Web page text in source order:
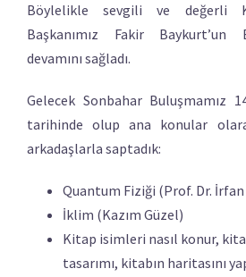
Böylelikle sevgili ve değerli
Başkanımız Fakir Baykurt’un
devamını sağladı.
Gelecek Sonbahar Buluşmamız
tarihinde olup ana konular
arkadaşlarla saptadık:
Quantum Fiziği (Prof. Dr. İrfan
İklim (Kazım Güzel)
Kitap isimleri nasıl konur,
tasarımı, kitabın haritasını